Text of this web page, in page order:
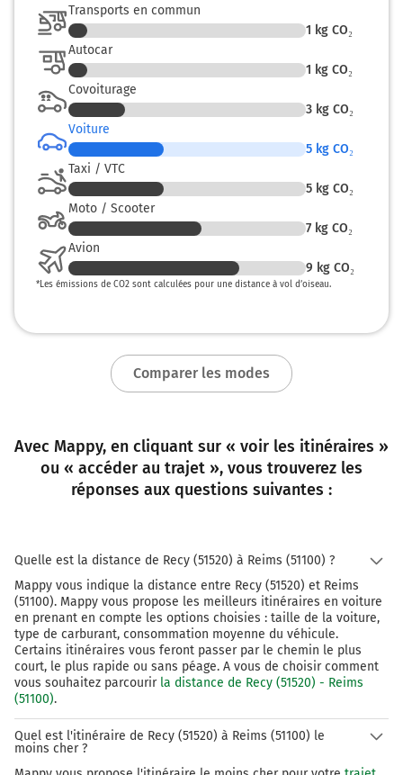
Tourner à gauche sur Place Royale et continuer sur 35
43,7 km
Tourner à droite sur Rue Colbert et continuer sur 70
mètres
43,7 km
Continuer Place du Forum sur 55 mètres
43,8 km
Continuer Rue Colbert sur 5 mètres
43,8 km
Transports en commun
1 kg CO₂
Autocar
1 kg CO₂
Covoiturage
3 kg CO₂
Voiture
5 kg CO₂
Taxi / VTC
5 kg CO₂
Moto / Scooter
7 kg CO₂
Avion
9 kg CO₂
*Les émissions de CO2 sont calculées pour une distance à vol d’oiseau.
Comparer les modes
Avec Mappy, en cliquant sur « voir les itinéraires »
ou « accéder au trajet », vous trouverez les
réponses aux questions suivantes :
Quelle est la distance de Recy (51520) à Reims (51100) ?
Mappy vous indique la distance entre Recy (51520) et Reims
(51100). Mappy vous propose les meilleurs itinéraires en voiture
en prenant en compte les options choisies : taille de la voiture,
type de carburant, consommation moyenne du véhicule.
Certains itinéraires vous feront passer par le chemin le plus
court, le plus rapide ou sans péage. A vous de choisir comment
vous souhaitez parcourir la distance de Recy (51520) - Reims
(51100).
Quel est l'itinéraire de Recy (51520) à Reims (51100) le
moins cher ?